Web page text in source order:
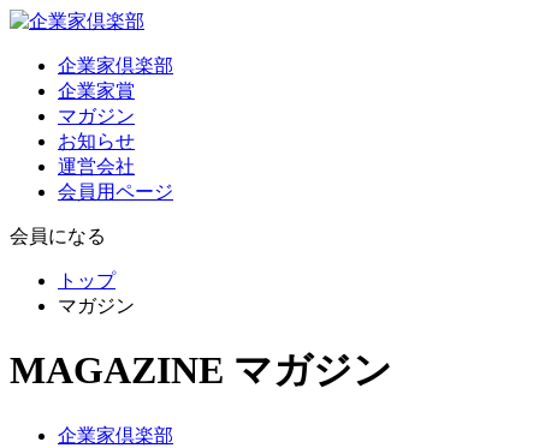
企業家倶楽部
企業家賞
マガジン
お知らせ
運営会社
会員用ページ
会員になる
トップ
マガジン
MAGAZINE マガジン
企業家倶楽部